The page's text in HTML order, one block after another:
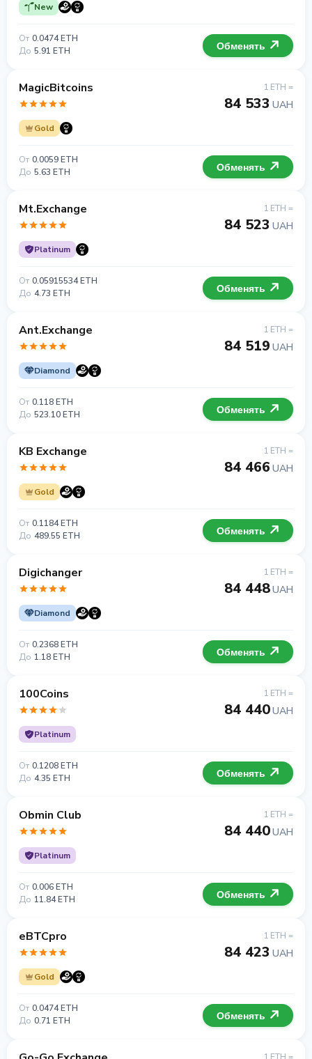
New
От 0.0474 ETH
До 5.91 ETH Обменять
MagicBitcoins
Gold
1 ETH =
84 533 UAH
От 0.0059 ETH
До 5.63 ETH Обменять
Mt.Exchange
Platinum
1 ETH =
84 523 UAH
От 0.05915534 ETH
До 4.73 ETH Обменять
Ant.Exchange
Diamond
1 ETH =
84 519 UAH
От 0.118 ETH
До 523.10 ETH Обменять
KB Exchange
Gold
1 ETH =
84 466 UAH
От 0.1184 ETH
До 489.55 ETH Обменять
Digichanger
Diamond
1 ETH =
84 448UAH
От 0.2368 ETH
До 1.18 ETH Обменять
100Coins
Platinum
1 ETH =
84 440UAH
От 0.1208 ETH
До 4.35 ETH Обменять
Obmin Club
Platinum
1 ETH =
84 440UAH
От 0.006 ETH
До 11.84 ETH Обменять
eBTCpro
Gold
1 ETH =
84 423 UAH
От 0.0474 ETH
До 0.71 ETH Обменять